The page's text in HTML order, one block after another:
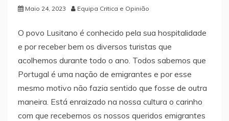
Maio 24, 2023 Equipa Critica e Opinião
O povo Lusitano é conhecido pela sua hospitalidade
e por receber bem os diversos turistas que
acolhemos durante todo o ano. Todos sabemos que
Portugal é uma nação de emigrantes e por esse
mesmo motivo não fazia sentido que fosse de outra
maneira. Está enraizado na nossa cultura o carinho
com que recebemos os nossos queridos emigrantes